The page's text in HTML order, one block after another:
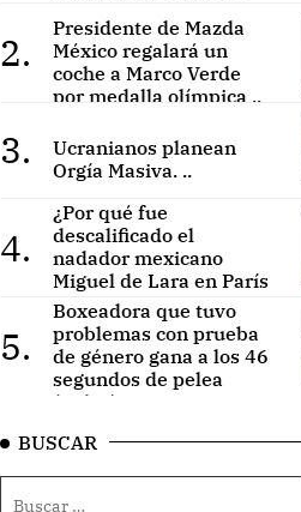
2.
Presidente de Mazda
México regalará un
coche a Marco Verde
por medalla olímpica ..
3.
Ucranianos planean
Orgía Masiva. ..
4.
¿Por qué fue
descalificado el
nadador mexicano
Miguel de Lara en París
2024? (Videos) ..
5.
Boxeadora que tuvo
problemas con prueba
de género gana a los 46
segundos de pelea
(Video) ..
BUSCAR